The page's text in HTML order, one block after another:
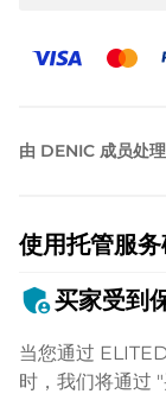
由 DENIC 成员处理
使用托管服
admin_panel_settings买家受到
当您通过
时，我们将通过